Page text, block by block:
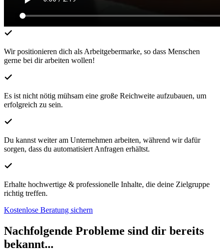
Wir positionieren dich als Arbeitgebermarke, so dass Menschen
gerne bei dir arbeiten wollen!
Es ist nicht nötig mühsam eine große Reichweite aufzubauen, um
erfolgreich zu sein.
Du kannst weiter am Unternehmen arbeiten, während wir dafür
sorgen, dass du automatisiert Anfragen erhältst.
Erhalte hochwertige & professionelle Inhalte, die deine Zielgruppe
richtig treffen.
Kostenlose Beratung sichern
Nachfolgende Probleme sind dir bereits
bekannt...